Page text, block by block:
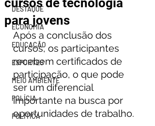
DESTAQUE
ECONOMIA
EDUCAÇÃO
ESPORTES
MEIO AMBIENTE
POLÍCIA
POLÍTICA
cursos de tecnologia
para jovens
Após a conclusão dos
cursos, os participantes
recebem certificados de
participação, o que pode
ser um diferencial
importante na busca por
oportunidades de trabalho.